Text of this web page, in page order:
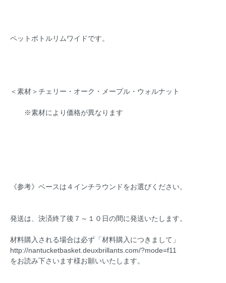
ペットボトルリムワイドです。
＜素材＞チェリー・オーク・メープル・ウォルナット
※素材により価格が異なります
《参考》ベースは４インチラウンドをお選びください。
発送は、決済終了後７～１０日の間に発送いたします。
材料購入される場合は必ず「材料購入につきまして」
http://nantucketbasket.deuxbrillants.com/?mode=f11
をお読み下さいます様お願いいたします。